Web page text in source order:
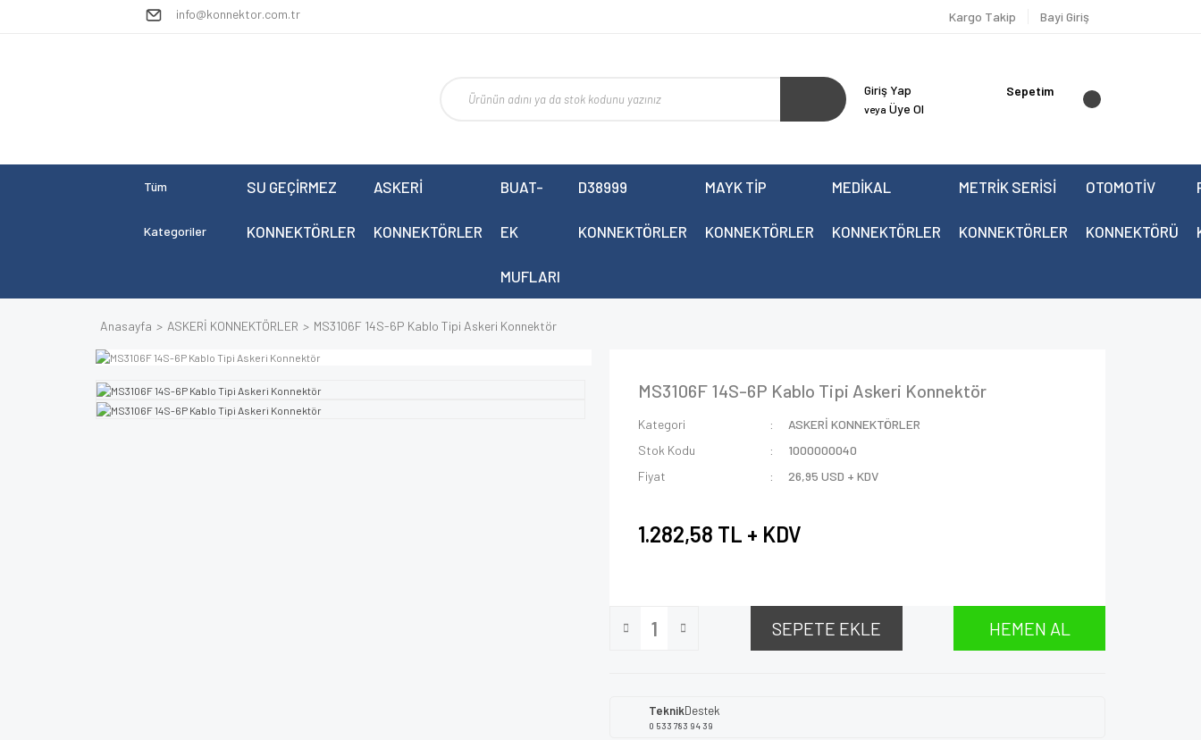
info@konnektor.com.tr Kargo Takip Bayi Giriş
Giriş Yap
veya Üye Ol
Sepetim
Tüm
Kategoriler
SU GEÇİRMEZ
KONNEKTÖRLER
ASKERİ
KONNEKTÖRLER
BUAT-
EK
MUFLARI
D38999
KONNEKTÖRLER
MAYK TİP
KONNEKTÖRLER
MEDİKAL
KONNEKTÖRLER
METRİK SERİSİ
KONNEKTÖRLER
OTOMOTİV
KONNEKTÖRÜ
Anasayfa ASKERİ KONNEKTÖRLER MS3106F 14S-6P Kablo Tipi Askeri Konnektör
MS3106F 14S-6P Kablo Tipi Askeri Konnektör
Kategori
ASKERİ KONNEKTÖRLER
Stok Kodu
1000000040
Fiyat
26,95 USD + KDV
1.282,58 TL + KDV
SEPETE EKLE HEMEN AL
TeknikDestek
0 533 783 94 39